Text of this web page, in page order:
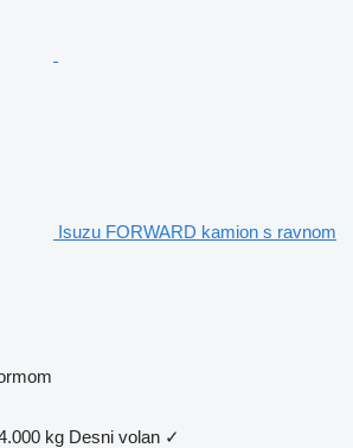
Isuzu FORWARD kamion s ravnom
kg Desni volan ✓